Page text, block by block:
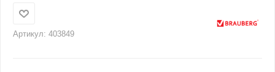
Артикул: 403849